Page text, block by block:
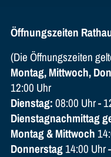
Öffnungszeiten
(Die Öffnungszeiten
Montag, Mittwoch,
12:00 Uhr
Dienstag:08:00 Uhr -
Dienstagnachmittag
Montag & Mittwoch
Donnerstag14:00 Uhr